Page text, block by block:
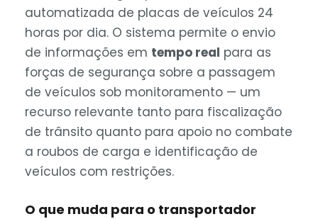
automatizada de placas de veículos 24
horas por dia. O sistema permite o envio
de informações em tempo real para as
forças de segurança sobre a passagem
de veículos sob monitoramento — um
recurso relevante tanto para fiscalização
de trânsito quanto para apoio no combate
a roubos de carga e identificação de
veículos com restrições.
O que muda para o transportador